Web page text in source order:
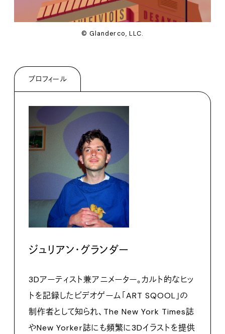
© Glanderco, LLC.
プロフィール
ジュリアン・グランダー
3Dアーティスト兼アニメーター。カルト的なヒッ
トを記録したビデオゲーム「ART SQOOL」の
制作者として知られ、The New York Times誌
やNew Yorker誌にも頻繁に3Dイラストを提供